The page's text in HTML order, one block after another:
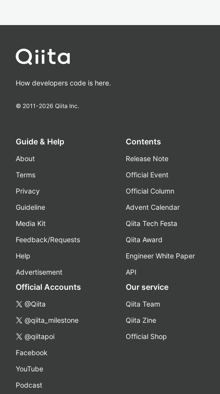
How developers code is here.
© 2011-2026 Qiita Inc.
Guide & Help
About
Terms
Privacy
Guideline
Media Kit
Feedback/Requests
Help
Advertisement
Contents
Release Note
Official Event
Official Column
Advent Calendar
Qiita Tech Festa
Qiita Award
Engineer White Paper
API
Official Accounts
@Qiita
@qiita_milestone
@qiitapoi
Facebook
YouTube
Podcast
Our service
Qiita Team
Qiita Zine
Official Shop